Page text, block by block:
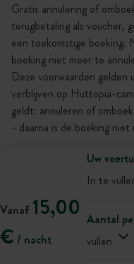
Gratis annulering of
terugbetaling als voucher,
een toekomstige boeking.
boeking niet meer te
Deze voorwaarden
verblijven op Huttopia-
geldt: annuleren of
- daarna is de boeking
Vanaf 15,00
€ / nacht
Uw
In te
Aantal
vullen